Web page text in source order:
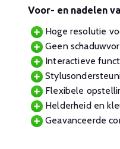
Voor- en nadelen
Hoge resolutie
Geen
Interactieve
Flexibele
Helderheid en
Geavanceerde